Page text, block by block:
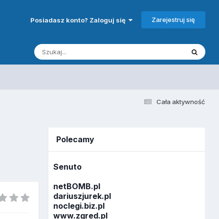
Posiadasz konto? Zaloguj się Zarejestruj się
Cała aktywność
Polecamy
Senuto
netBOMB.pl
dariuszjurek.pl
noclegi.biz.pl
www.zgred.pl